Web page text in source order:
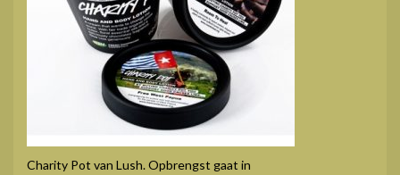
Charity Pot van Lush. Opbrengst gaat in